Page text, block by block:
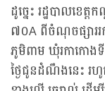
ដូច្នេះ រដ្ឋបាលខេត្
៧០A ពីចំណុចផ្សាររ
ភូមិពាម ឃុំរកាកោង
ថ្ងៃជូនដំណឹងនេះ រហូ